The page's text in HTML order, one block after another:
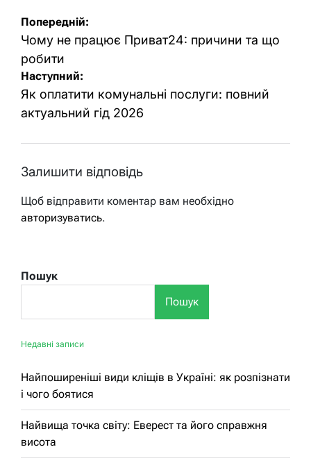
Навігація
записів
Попередній:
Чому не працює Приват24: причини та що
робити
Наступний:
Як оплатити комунальні послуги: повний
актуальний гід 2026
Залишити відповідь
Щоб відправити коментар вам необхідно
авторизуватись.
Пошук
Пошук
Недавні записи
Найпоширеніші види кліщів в Україні: як розпізнати
і чого боятися
Найвища точка світу: Еверест та його справжня
висота